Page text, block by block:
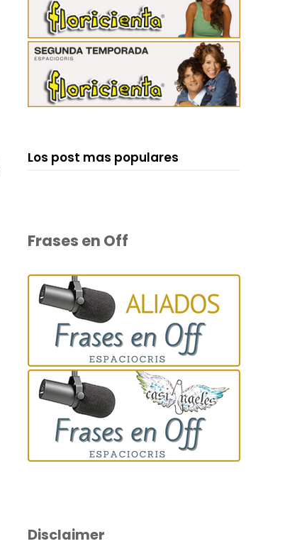
Los post mas populares
Frases en Off
Disclaimer